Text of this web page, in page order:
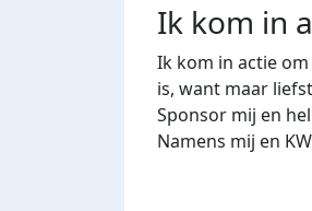
Ik kom in
Ik kom in actie
is, want maar
Sponsor mij en
Namens mij en